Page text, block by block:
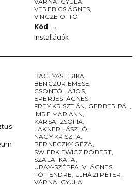
VEREBICS ÁGNES,
VINCZE OTTÓ
Kód →
Installációk
BAGLYAS ERIKA,
BENCZÚR EMESE,
CSONTÓ LAJOS,
EPERJESI ÁGNES,
FREY KRISZTIÁN, GERBER PÁL,
IMRE MARIANN,
KARSAI ZSÓFIA,
LAKNER LÁSZLÓ,
NAGY KRISZTA,
PERNECZKY GÉZA,
SWIERKIEWICZ RÓBERT,
SZALAI KATA,
URAY-SZÉPFALVI ÁGNES,
TÓT ENDRE, UJHÁZI PÉTER,
VÁRNAI GYULA